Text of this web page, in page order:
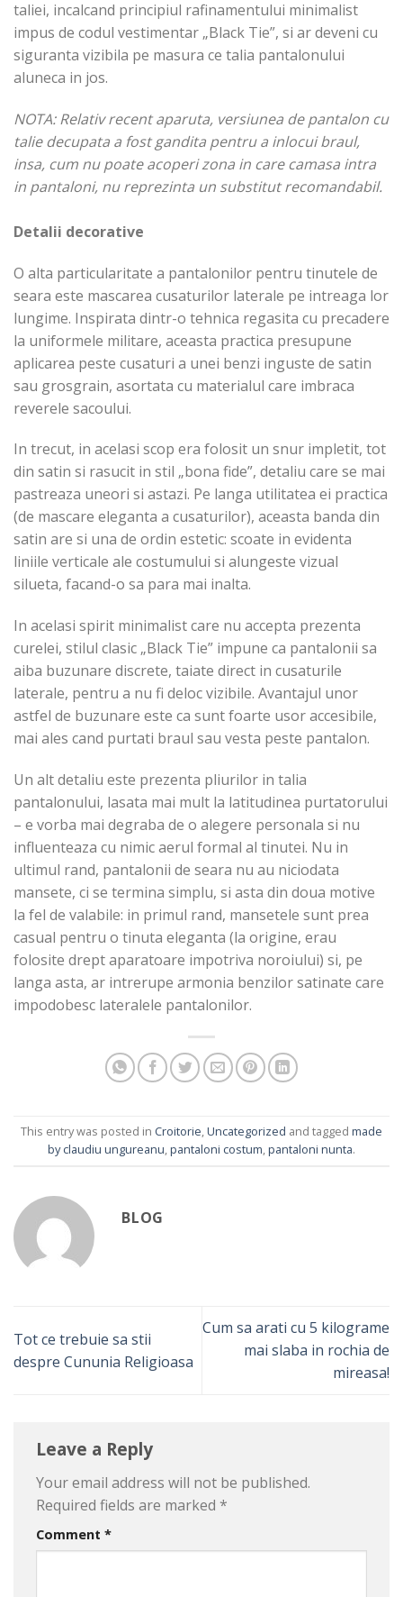
taliei, incalcand principiul rafinamentului minimalist
impus de codul vestimentar „Black Tie”, si ar deveni cu
siguranta vizibila pe masura ce talia pantalonului
aluneca in jos.
NOTA: Relativ recent aparuta, versiunea de pantalon cu
talie decupata a fost gandita pentru a inlocui braul,
insa, cum nu poate acoperi zona in care camasa intra
in pantaloni, nu reprezinta un substitut recomandabil.
Detalii decorative
O alta particularitate a pantalonilor pentru tinutele de
seara este mascarea cusaturilor laterale pe intreaga lor
lungime. Inspirata dintr-o tehnica regasita cu precadere
la uniformele militare, aceasta practica presupune
aplicarea peste cusaturi a unei benzi inguste de satin
sau grosgrain, asortata cu materialul care imbraca
reverele sacoului.
In trecut, in acelasi scop era folosit un snur impletit, tot
din satin si rasucit in stil „bona fide”, detaliu care se mai
pastreaza uneori si astazi. Pe langa utilitatea ei practica
(de mascare eleganta a cusaturilor), aceasta banda din
satin are si una de ordin estetic: scoate in evidenta
liniile verticale ale costumului si alungeste vizual
silueta, facand-o sa para mai inalta.
In acelasi spirit minimalist care nu accepta prezenta
curelei, stilul clasic „Black Tie” impune ca pantalonii sa
aiba buzunare discrete, taiate direct in cusaturile
laterale, pentru a nu fi deloc vizibile. Avantajul unor
astfel de buzunare este ca sunt foarte usor accesibile,
mai ales cand purtati braul sau vesta peste pantalon.
Un alt detaliu este prezenta pliurilor in talia
pantalonului, lasata mai mult la latitudinea purtatorului
– e vorba mai degraba de o alegere personala si nu
influenteaza cu nimic aerul formal al tinutei. Nu in
ultimul rand, pantalonii de seara nu au niciodata
mansete, ci se termina simplu, si asta din doua motive
la fel de valabile: in primul rand, mansetele sunt prea
casual pentru o tinuta eleganta (la origine, erau
folosite drept aparatoare impotriva noroiului) si, pe
langa asta, ar intrerupe armonia benzilor satinate care
impodobesc lateralele pantalonilor.
This entry was posted in Croitorie,Uncategorized and tagged made
by claudiu ungureanu,pantaloni costum,pantaloni nunta.
BLOG
Tot ce trebuie sa stii
despre Cununia Religioasa
Cum sa arati cu 5 kilograme
mai slaba in rochia de
mireasa!
Leave a Reply
Your email address will not be published.
Required fields are marked *
Comment *